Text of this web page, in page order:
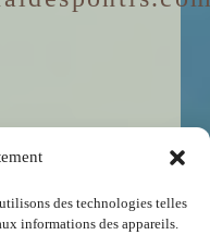
des technologies telles
informations des appareils.
20h.